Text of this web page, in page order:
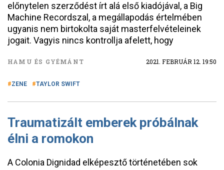
előnytelen szerződést írt alá első kiadójával, a Big
Machine Recordszal, a megállapodás értelmében
ugyanis nem birtokolta saját masterfelvételeinek
jogait. Vagyis nincs kontrollja afelett, hogy
HAMU ÉS GYÉMÁNT 2021. FEBRUÁR 12. 19:50
ZENE TAYLOR SWIFT
Traumatizált emberek próbálnak
élni a romokon
A Colonia Dignidad elképesztő történetében sok